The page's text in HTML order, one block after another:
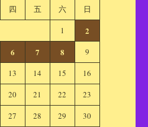
四 五 六
日
1
2
6 7 8
9
13 14 15
16
20 21 22
23
27 28 29
30